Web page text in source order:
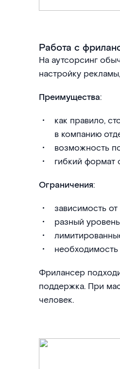
Работа с
На аутсорсинг
настройку
Преимущества:
как правило,
в компанию
возможность
гибкий формат
Ограничения:
зависимость
разный
необходимость
Фрилансер
поддержка. При
человек.